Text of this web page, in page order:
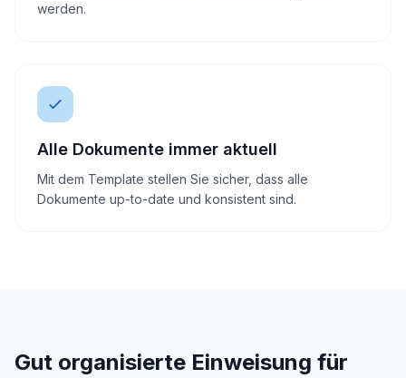
werden.
Alle Dokumente immer aktuell
Mit dem Template stellen Sie sicher, dass alle
Dokumente up-to-date und konsistent sind.
Gut organisierte Einweisung für